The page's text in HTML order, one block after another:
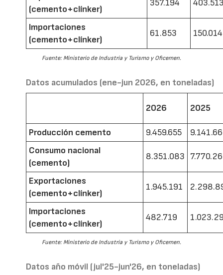
(cemento+clínker)
357.194
Importaciones
(cemento+clínker)
61.853 150.014
Fuente: Ministerio de Industria y Turismo y Oficemen.
Datos acumulados (ene-jun 2026, en toneladas)
2026 2025
Producción cemento 9.459.655
Consumo nacional
(cemento)
8.351.083
Exportaciones
(cemento+clínker)
1.945.191
Importaciones
(cemento+clínker)
482.719
Fuente: Ministerio de Industria y Turismo y Oficemen.
Datos año móvil (jul'25-jun'26, en toneladas)